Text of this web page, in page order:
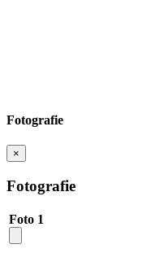
Fotografie
×
Fotografie
Foto 1